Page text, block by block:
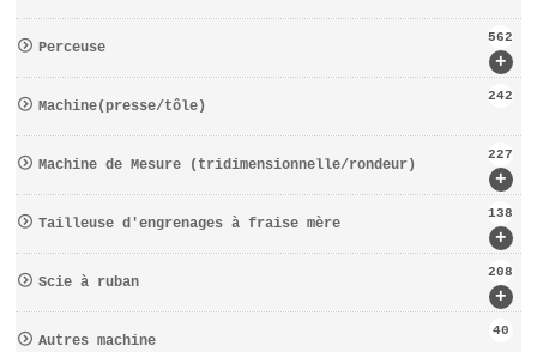
+
Perceuse
562
Machine(presse/tôle)
242
+
Machine de Mesure (tridimensionnelle/rondeur)
227
+
Tailleuse d′engrenages à fraise mère
138
+
Scie à ruban
208
Autres machine
40